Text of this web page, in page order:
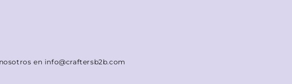
en info@craftersb2b.com